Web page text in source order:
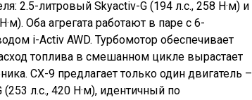
2.5-литровый Skyactiv-G (194 л.с., 258 Н·м) и
Оба агрегата работают в паре с 6-
i-Activ AWD. Турбомотор обеспечивает
топлива в смешанном цикле вырастает
CX-9 предлагает только один двигатель –
л.с., 420 Н·м), идентичный по